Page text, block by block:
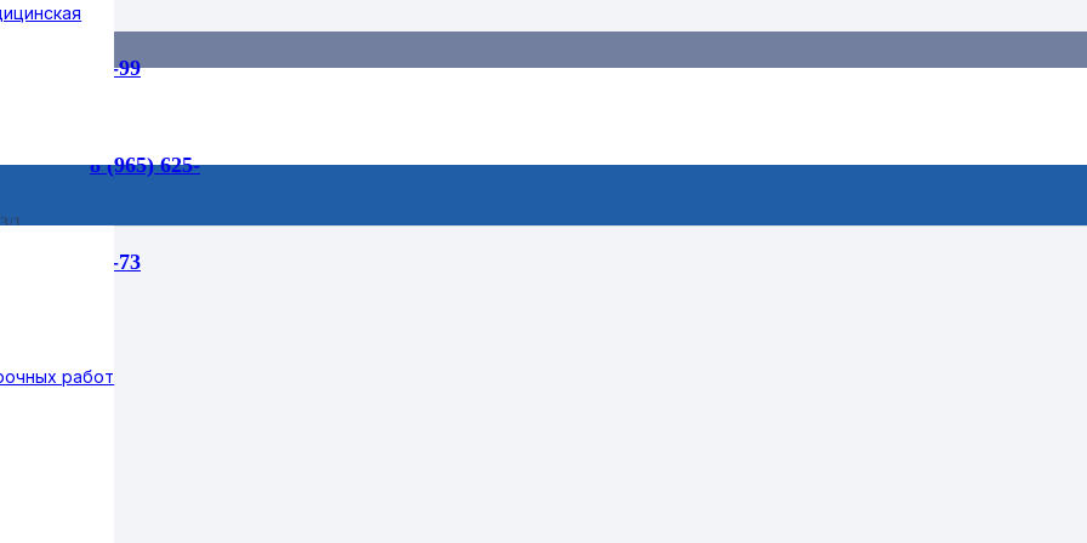
1
55-99
8 (965) 625-
75-73
работ